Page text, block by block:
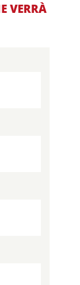
VERRÀ